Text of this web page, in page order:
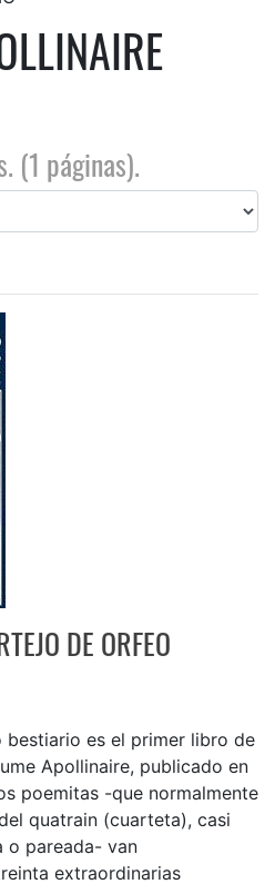
(1 páginas).
DE ORFEO
bestiario es el primer libro de
Apollinaire, publicado en
poemitas -que normalmente
quatrain (cuarteta), casi
o pareada- van
extraordinarias